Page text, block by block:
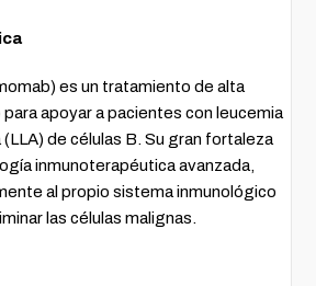
es un tratamiento de alta
apoyar a pacientes con leucemia
de células B. Su gran fortaleza
inmunoterapéutica avanzada,
al propio sistema inmunológico
las células malignas.